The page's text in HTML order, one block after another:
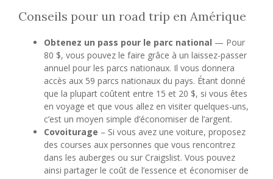
Conseils pour un road trip en Amérique
Obtenez un pass pour le parc national — Pour
80 $, vous pouvez le faire grâce à un laissez-passer
annuel pour les parcs nationaux. Il vous donnera
accès aux 59 parcs nationaux du pays. Étant donné
que la plupart coûtent entre 15 et 20 $, si vous êtes
en voyage et que vous allez en visiter quelques-uns,
c’est un moyen simple d’économiser de l’argent.
Covoiturage – Si vous avez une voiture, proposez
des courses aux personnes que vous rencontrez
dans les auberges ou sur Craigslist. Vous pouvez
ainsi partager le coût de l’essence et économiser de